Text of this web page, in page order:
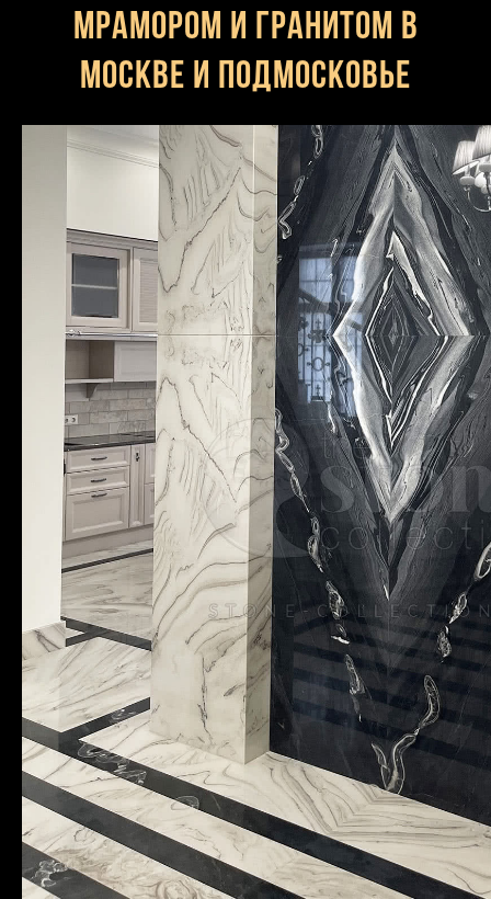
мрамором и гранитом в
Москве и Подмосковье